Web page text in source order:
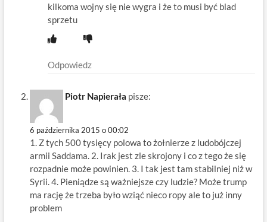
kilkoma wojny się nie wygra i że to musi być blad
sprzetu
Odpowiedz
Piotr Napierała pisze:
6 października 2015 o 00:02
1. Z tych 500 tysięcy polowa to żołnierze z ludobójczej
armii Saddama. 2. Irak jest zle skrojony i co z tego że się
rozpadnie może powinien. 3. I tak jest tam stabilniej niż w
Syrii. 4. Pieniądze są ważniejsze czy ludzie? Może trump
ma rację że trzeba było wziąć nieco ropy ale to już inny
problem